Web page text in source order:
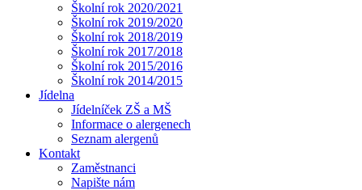
Školní rok 2020/2021
Školní rok 2019/2020
Školní rok 2018/2019
Školní rok 2017/2018
Školní rok 2015/2016
Školní rok 2014/2015
Jídelna
Jídelníček ZŠ a MŠ
Informace o alergenech
Seznam alergenů
Kontakt
Zaměstnanci
Napište nám